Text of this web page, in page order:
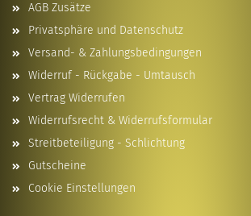
AGB Zusätze
Privatsphäre und Datenschutz
Versand- & Zahlungsbedingungen
Widerruf - Rückgabe - Umtausch
Vertrag Widerrufen
Widerrufsrecht & Widerrufsformular
Streitbeteiligung - Schlichtung
Gutscheine
Cookie Einstellungen